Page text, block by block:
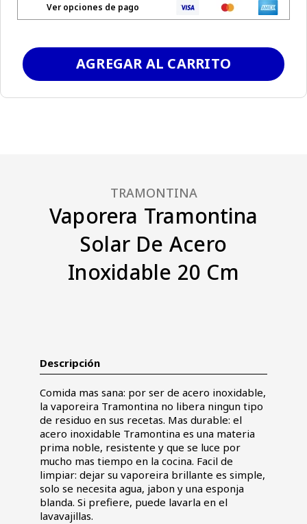
Ver opciones de pago
AGREGAR AL CARRITO
TRAMONTINA
Vaporera Tramontina
Solar De Acero
Inoxidable 20 Cm
Descripción
Comida mas sana: por ser de acero inoxidable,
la vaporeira Tramontina no libera ningun tipo
de residuo en sus recetas. Mas durable: el
acero inoxidable Tramontina es una materia
prima noble, resistente y que se luce por
mucho mas tiempo en la cocina. Facil de
limpiar: dejar su vaporeira brillante es simple,
solo se necesita agua, jabon y una esponja
blanda. Si prefiere, puede lavarla en el
lavavajillas.